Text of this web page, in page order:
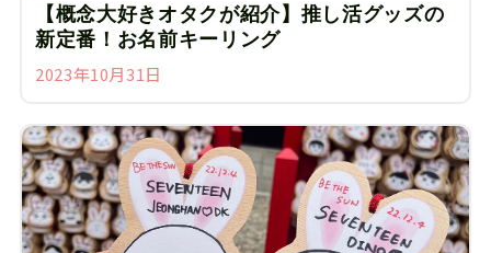
【概念大好きオタクが紹介】推し活グッズの
新定番！お名前キーリング
2023年10月31日